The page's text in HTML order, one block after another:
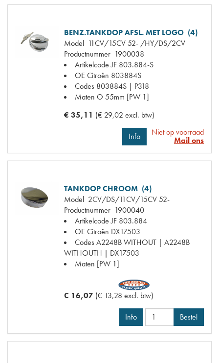
BENZ.TANKDOP AFSL. MET LOGO (4)
Model 11CV/15CV 52- /HY/DS/2CV
Productnummer 1900038
Artikelcode JF 803.884-S
OE Citroën 803884S
Codes 803884S | P318
Maten O 55mm [PW 1]
€ 35,11 (€ 29,02 excl. btw)
Info
Niet op voorraad
Mail ons
TANKDOP CHROOM (4)
Model 2CV/DS/11CV/15CV 52-
Productnummer 1900040
Artikelcode JF 803.884
OE Citroën DX17503
CodesA2248B WITHOUT | A2248B
WITHOUTH | DX17503
Maten [PW 1]
€ 16,07 (€ 13,28 excl. btw)
Info Bestel